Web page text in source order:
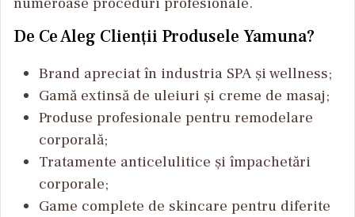
De Ce Aleg Clienții Produsele Yamuna?
Brand apreciat în industria SPA și wellness;
Gamă extinsă de uleiuri și creme de masaj;
Produse profesionale pentru remodelare
corporală;
Tratamente anticelulitice și împachetări
corporale;
Game complete de skincare pentru diferite